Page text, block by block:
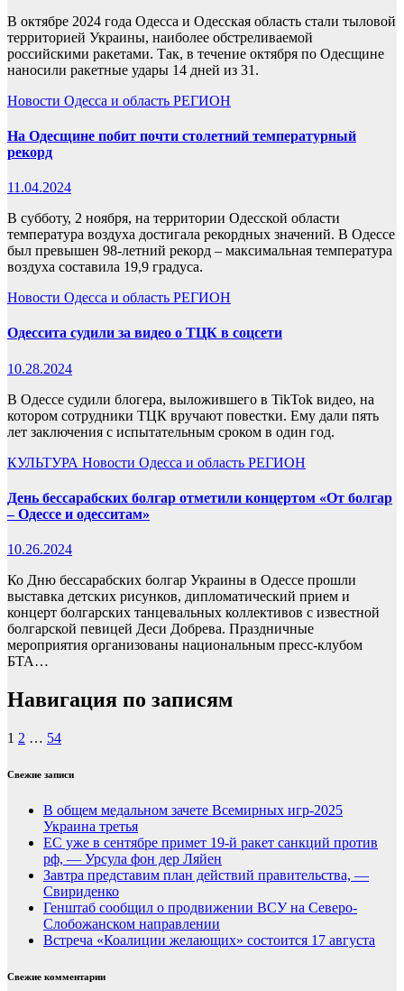
В октябре 2024 года Одесса и Одесская область стали тыловой
территорией Украины, наиболее обстреливаемой
российскими ракетами. Так, в течение октября по Одесщине
наносили ракетные удары 14 дней из 31.
Новости Одесса и область РЕГИОН
На Одесщине побит почти столетний температурный
рекорд
11.04.2024
В субботу, 2 ноября, на территории Одесской области
температура воздуха достигала рекордных значений. В Одессе
был превышен 98-летний рекорд – максимальная температура
воздуха составила 19,9 градуса.
Новости Одесса и область РЕГИОН
Одессита судили за видео о ТЦК в соцсети
10.28.2024
В Одессе судили блогера, выложившего в TikTok видео, на
котором сотрудники ТЦК вручают повестки. Ему дали пять
лет заключения с испытательным сроком в один год.
КУЛЬТУРА Новости Одесса и область РЕГИОН
День бессарабских болгар отметили концертом «От болгар
– Одессе и одесситам»
10.26.2024
Ко Дню бессарабских болгар Украины в Одессе прошли
выставка детских рисунков, дипломатический прием и
концерт болгарских танцевальных коллективов с известной
болгарской певицей Деси Добрева. Праздничные
мероприятия организованы национальным пресс-клубом
БТА…
Навигация по записям
1 2 … 54
Свежие записи
В общем медальном зачете Всемирных игр-2025
Украина третья
ЕС уже в сентябре примет 19-й ракет санкций против
рф, — Урсула фон дер Ляйен
Завтра представим план действий правительства, —
Свириденко
Генштаб сообщил о продвижении ВСУ на Северо-
Слобожанском направлении
Встреча «Коалиции желающих» состоится 17 августа
Свежие комментарии